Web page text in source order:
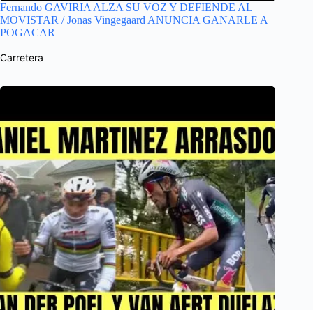
Fernando GAVIRIA ALZA SU VOZ Y DEFIENDE AL
MOVISTAR / Jonas Vingegaard ANUNCIA GANARLE A
POGACAR
Carretera